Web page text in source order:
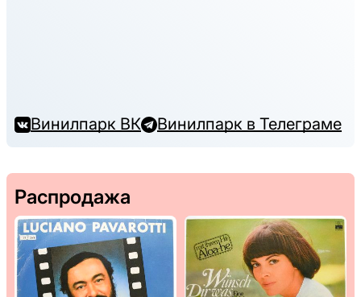
Винилпарк ВК Винилпарк в Телеграме
Распродажа